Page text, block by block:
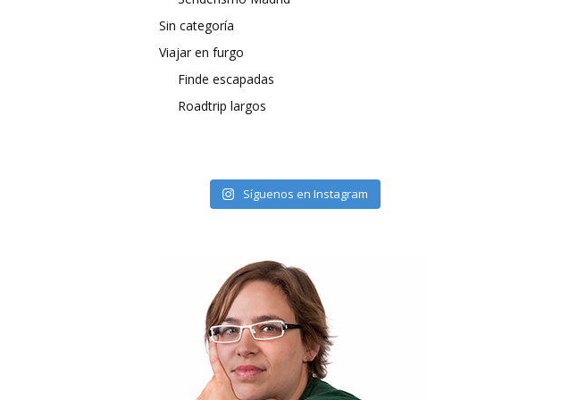
Sin categoría
Viajar en furgo
Finde escapadas
Roadtrip largos
Síguenos en Instagram